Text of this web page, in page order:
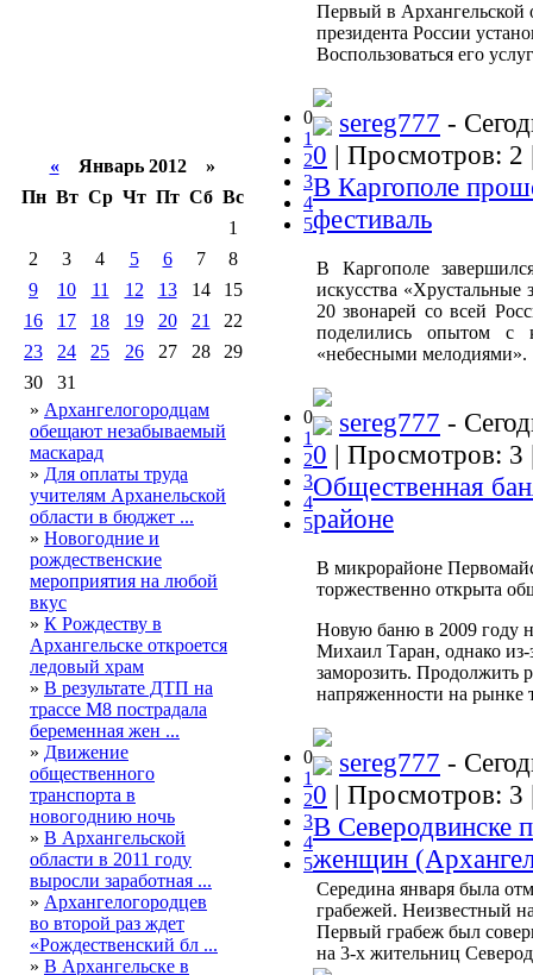
«Январь 2012 »
Пн Вт Ср Чт Пт Сб Вс
1
2
3 4 5 6 7
8
9
10 11 12 13 14
15
16
17 18 19 20 21
22
23
24 25 26 27 28
29
30
31
» Архангелогородцам
обещают незабываемый
маскарад
» Для оплаты труда
учителям Арханельской
области в бюджет ...
» Новогодние и
рождественские
мероприятия на любой
вкус
» К Рождеству в
Архангельске откроется
ледовый храм
» В результате ДТП на
трассе М8 пострадала
беременная жен ...
» Движение
общественного
транспорта в
новогоднию ночь
» В Архангельской
области в 2011 году
выросли заработная ...
» Архангелогородцев
во второй раз ждет
«Рождественский бл ...
» В Архангельске в
Первый в Архангельской
президента России
Воспользоваться его
0
1
2
3
4
5
sereg777 -
0 | Просмотров:
В Каргополе
фестиваль
В Каргополе
искусства «Хрустальные
20 звонарей со всей
поделились опытом с
«небесными мелодиями».
0
1
2
3
4
5
sereg777 -
0 | Просмотров:
Общественная
районе
В микрорайоне
торжественно открыта
Новую баню в 2009 году
Михаил Таран, однако из-
заморозить. Продолжить
напряженности на рынке
0
1
2
3
4
5
sereg777 -
0 | Просмотров:
В Северодвинске
женщин
Середина января была
грабежей. Неизвестный
Первый грабеж был
на 3-х жительниц